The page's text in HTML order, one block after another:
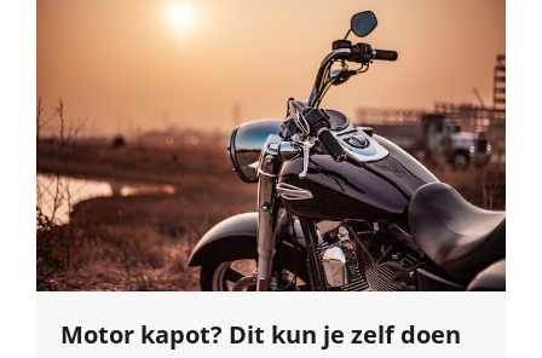
Motor kapot? Dit kun je zelf doen